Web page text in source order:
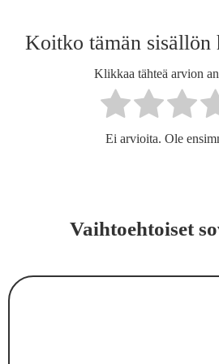
Koitko tämän sisällön
Klikkaa tähteä arvion
Ei arvioita. Ole
Vaihtoehtoiset